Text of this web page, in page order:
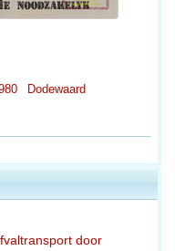
door
Dodewaard